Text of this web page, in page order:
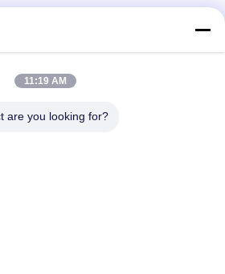
11:19 AM
are you looking for?